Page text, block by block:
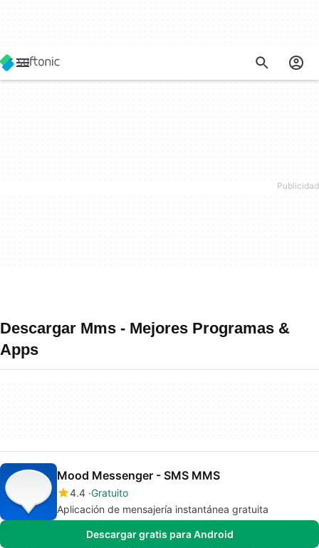
Descargar Mms - Mejores Programas &
Apps
Mood Messenger - SMS MMS
4.4 Gratuito
Aplicación de mensajería instantánea gratuita
Descargar gratis para Android